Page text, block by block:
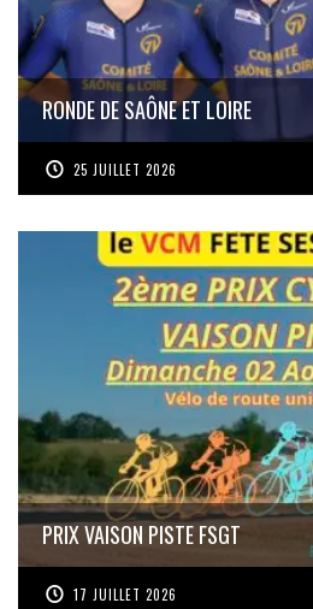
RONDE DE SAÔNE ET LOIRE
25 JUILLET 2026
PRIX VAISON PISTE FSGT
17 JUILLET 2026